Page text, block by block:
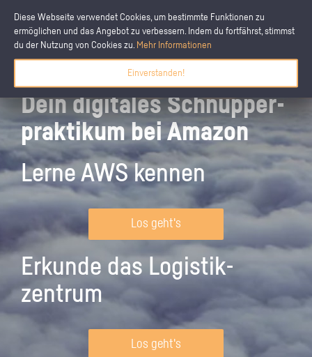
Diese Webseite verwendet Cookies, um bestimmte Funktionen zu
ermöglichen und das Angebot zu verbessern. Indem du fortfährst, stimmst
du der Nutzung von Cookies zu. Mehr Informationen
Einverstanden!
Dein digitales Schnupper­
praktikum bei Amazon
Lerne AWS kennen
Los geht's
Erkunde das Logistik­
zentrum
Los geht's